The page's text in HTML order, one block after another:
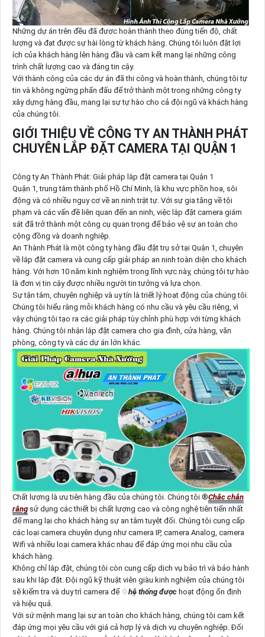
Những dự án trên đều đã được hoàn thành theo đúng tiến độ, chất
lượng và đạt được sự hài lòng từ khách hàng. Chúng tôi luôn đặt lợi
ích của khách hàng lên hàng đầu và cam kết mang lại những công
trình chất lượng cao và đáng tin cậy.
Với thành công của các dự án đã thi công và hoàn thành, chúng tôi tự
tin và không ngừng phấn đấu để trở thành một trong những công ty
xây dựng hàng đầu, mang lại sự tự hào cho cả đội ngũ và khách hàng
của chúng tôi.
GIỚI THIỆU VỀ CÔNG TY AN THÀNH PHÁT
CHUYÊN LẮP ĐẶT CAMERA TẠI QUẬN 1
Công ty An Thành Phát: Giải pháp lắp đặt camera tại Quận 1
Quận 1, trung tâm thành phố Hồ Chí Minh, là khu vực phồn hoa, sôi
động và có nhiều nguy cơ về an ninh trật tự. Với sự gia tăng về tội
phạm và các vấn đề liên quan đến an ninh, việc lắp đặt camera giám
sát đã trở thành một công cụ quan trọng để bảo vệ sự an toàn cho
cộng đồng và doanh nghiệp.
An Thành Phát là một công ty hàng đầu đặt trụ sở tại Quận 1, chuyên
về lắp đặt camera và cung cấp giải pháp an ninh toàn diện cho khách
hàng. Với hơn 10 năm kinh nghiệm trong lĩnh vực này, chúng tôi tự hào
là đơn vị tin cậy được nhiều người tin tưởng và lựa chọn.
Sự tận tâm, chuyên nghiệp và uy tín là triết lý hoạt động của chúng tôi.
Chúng tôi hiểu rằng mỗi khách hàng có nhu cầu và yêu cầu riêng, vì
vậy chúng tôi tạo ra các giải pháp tùy chỉnh phù hợp với từng khách
hàng. Chúng tôi nhận lắp đặt camera cho gia đình, cửa hàng, văn
phòng, công ty và các dự án lớn khác.
Chất lượng là ưu tiên hàng đầu của chúng tôi. Chúng tôi ®️Chắc chắn
rằngsử dụng các thiết bị chất lượng cao và công nghệ tiên tiến nhất
để mang lại cho khách hàng sự an tâm tuyệt đối. Chúng tôi cung cấp
các loại camera chuyên dụng như camera IP, camera Analog, camera
Wifi và nhiều loại camera khác nhau để đáp ứng mọi nhu cầu của
khách hàng.
Không chỉ lắp đặt, chúng tôi còn cung cấp dịch vụ bảo trì và bảo hành
sau khi lắp đặt. Đội ngũ kỹ thuật viên giàu kinh nghiệm của chúng tôi
sẽ kiểm tra và duy trì camera để ♢hệ thống được hoạt động ổn định
và hiệu quả.
Với sứ mệnh mang lại sự an toàn cho khách hàng, chúng tôi cam kết
đáp ứng mọi yêu cầu với giá cả hợp lý và dịch vụ chuyên nghiệp. Đối